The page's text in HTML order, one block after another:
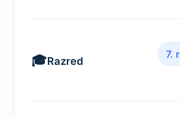
Razred
7.